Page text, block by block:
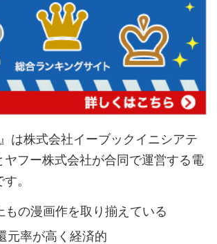
は株式会社イーブックイニシアテ
ヤフー株式会社が合同で運営する電
。
もの漫画作を取り揃えている
元率が高く経済的